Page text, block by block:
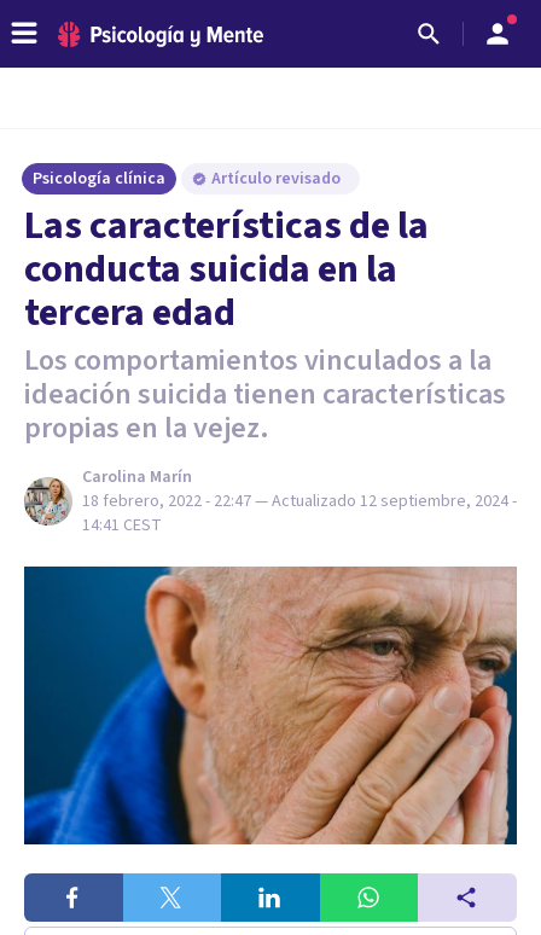
Psicología clínica Artículo revisado
Las características de la
conducta suicida en la
tercera edad
Los comportamientos vinculados a la
ideación suicida tienen características
propias en la vejez.
Carolina Marín
18 febrero, 2022 - 22:47— Actualizado 12 septiembre, 2024 -
14:41 CEST